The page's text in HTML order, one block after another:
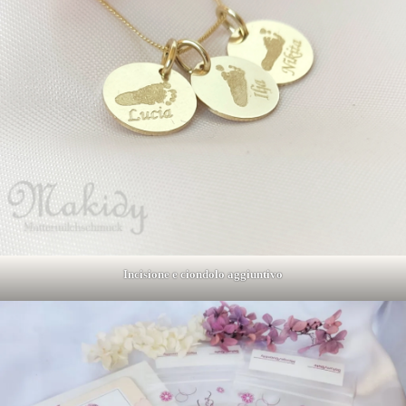
Incisione e ciondolo aggiuntivo